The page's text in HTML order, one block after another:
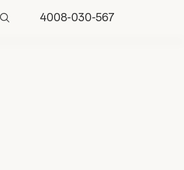
4008-030-567